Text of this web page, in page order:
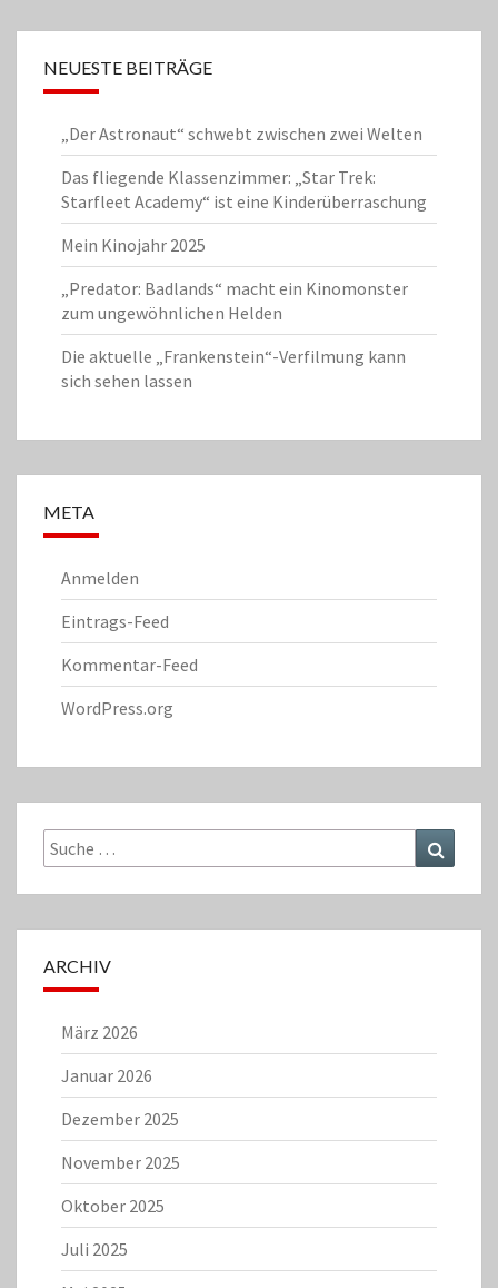
NEUESTE BEITRÄGE
„Der Astronaut“ schwebt zwischen zwei Welten
Das fliegende Klassenzimmer: „Star Trek:
Starfleet Academy“ ist eine Kinderüberraschung
Mein Kinojahr 2025
„Predator: Badlands“ macht ein Kinomonster
zum ungewöhnlichen Helden
Die aktuelle „Frankenstein“-Verfilmung kann
sich sehen lassen
META
Anmelden
Eintrags-Feed
Kommentar-Feed
WordPress.org
Suche
nach:
ARCHIV
März 2026
Januar 2026
Dezember 2025
November 2025
Oktober 2025
Juli 2025